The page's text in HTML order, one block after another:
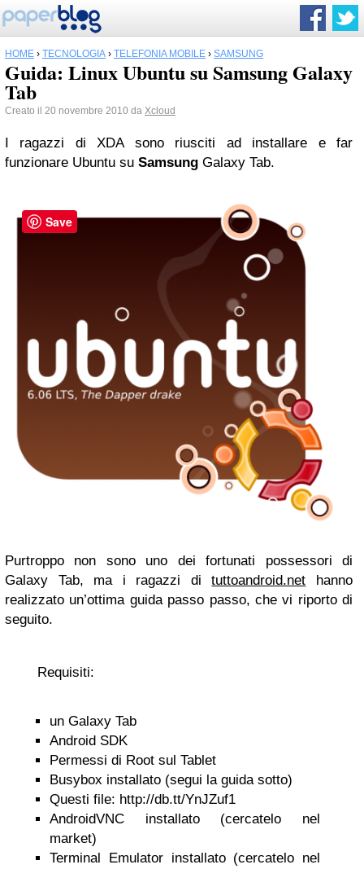
HOME › TECNOLOGIA › TELEFONIA MOBILE › SAMSUNG
Guida: Linux Ubuntu su Samsung Galaxy
Tab
Creato il 20 novembre 2010 da Xcloud
I ragazzi di XDA sono riusciti ad installare e far
funzionare Ubuntu su Samsung Galaxy Tab.
Purtroppo non sono uno dei fortunati possessori di
Galaxy Tab, ma i ragazzi dituttoandroid.net hanno
realizzato un’ottima guida passo passo, che vi riporto di
seguito.
Requisiti:
un Galaxy Tab
Android SDK
Permessi di Root sul Tablet
Busybox installato (segui la guida sotto)
Questi file: http://db.tt/YnJZuf1
AndroidVNC installato (cercatelo nel
market)
Terminal Emulator installato (cercatelo nel
Save